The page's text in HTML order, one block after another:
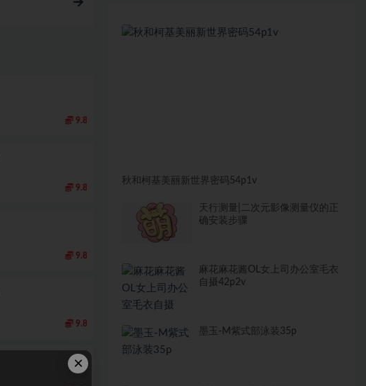
9.8
9.8
9.8
9.8
秋和柯基美丽新世界密码54p1v
天行测量|二次元影像测量仪的正
确安装步骤
麻花麻花酱OL女上司办公室毛衣
自摄42p2v
墨玉-M紫式部泳装35p
×